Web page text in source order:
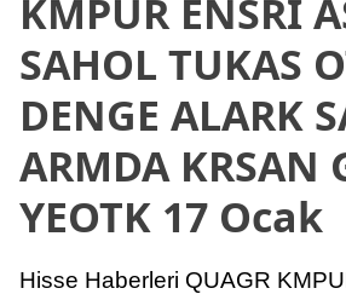
KMPUR ENSRI
SAHOL TUKAS
DENGE ALARK
ARMDA KRSAN
YEOTK 17 Ocak
Hisse Haberleri QUAGR